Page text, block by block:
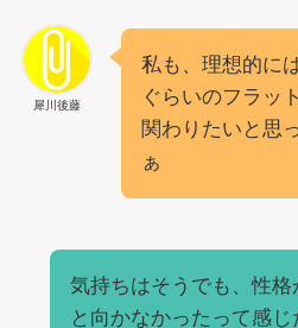
犀川後藤
私も、理想的に
ぐらいのフラッ
関わりたいと思
ぁ
気持ちはそうでも、性格
と向かなかったって感じ